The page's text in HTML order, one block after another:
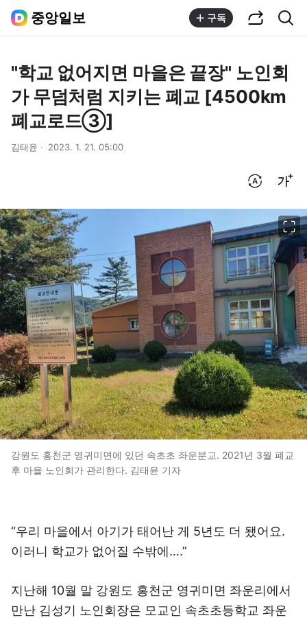
중앙일보 구독
"학교 없어지면 마을은 끝장" 노인회
가 무덤처럼 지키는 폐교 [4500km
폐교로드③]
김태윤 2023. 1. 21. 05:00
강원도 홍천군 영귀미면에 있던 속초초 좌운분교. 2021년 3월 폐교
후 마을 노인회가 관리한다. 김태윤 기자
“우리 마을에서 아기가 태어난 게 5년도 더 됐어요.
이러니 학교가 없어질 수밖에….”
지난해 10월 말 강원도 홍천군 영귀미면 좌운리에서
만난 김성기 노인회장은 모교인 속초초등학교 좌운